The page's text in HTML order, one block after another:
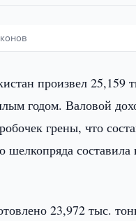
произвел 25,159
годом. Валовой
грены, что
шелкопряда
23,972 тыс.